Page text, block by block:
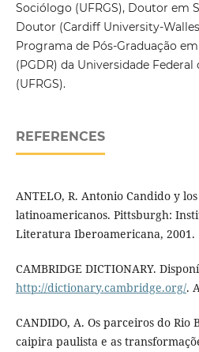
Sociólogo (UFRGS), Doutor em
Doutor (Cardiff University-
Programa de Pós-Graduação
(PGDR) da Universidade Federal
(UFRGS).
REFERENCES
ANTELO, R. Antonio Candido y
latinoamericanos. Pittsburgh:
Literatura Iberoamericana, 2001.
CAMBRIDGE DICTIONARY.
http://dictionary.cambridge.org/.
CANDIDO, A. Os parceiros do Rio
caipira paulista e as